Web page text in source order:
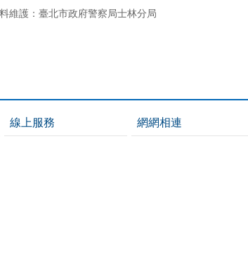
維護：臺北市政府警察局士林分局
線上服務 網網相連